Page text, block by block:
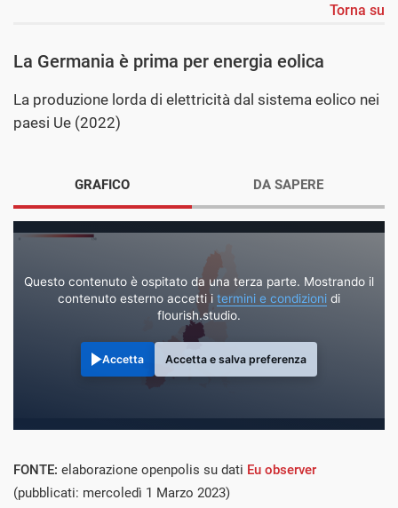
Torna su
La Germania è prima per energia eolica
La produzione lorda di elettricità dal sistema eolico nei
paesi Ue (2022)
GRAFICO
Questo contenuto è ospitato da una terza parte. Mostrando il
contenuto esterno accetti i termini e condizioni di
flourish.studio.
Accetta Accetta e salva preferenza
DA SAPERE
FONTE: elaborazione openpolis su dati Eu observer
(pubblicati: mercoledì 1 Marzo 2023)